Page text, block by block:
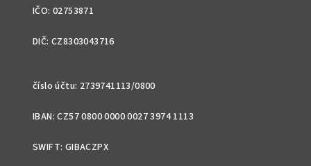
IČO: 02753871
DIČ: CZ8303043716
číslo účtu: 2739741113/0800
IBAN: CZ57 0800 0000 0027 3974 1113
SWIFT: GIBACZPX